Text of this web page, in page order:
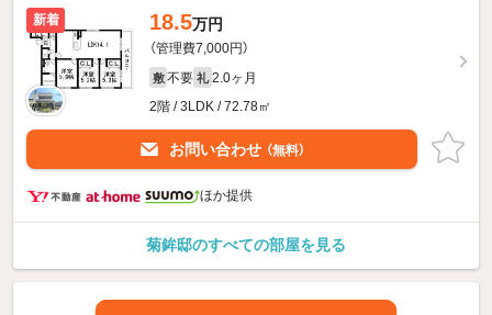
新着 18.5万円
（管理費7,000円）
敷 不要 礼 2.0ヶ月
2階 / 3LDK / 72.78㎡
お問い合わせ （無料）
ほか提供
菊鉾邸のすべての部屋を見る